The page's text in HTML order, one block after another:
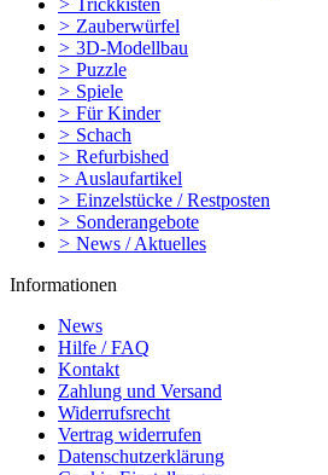
> Trickkisten
> Zauberwürfel
> 3D-Modellbau
> Puzzle
> Spiele
> Für Kinder
> Schach
> Refurbished
> Auslaufartikel
> Einzelstücke / Restposten
> Sonderangebote
> News / Aktuelles
Informationen
News
Hilfe / FAQ
Kontakt
Zahlung und Versand
Widerrufsrecht
Vertrag widerrufen
Datenschutzerklärung